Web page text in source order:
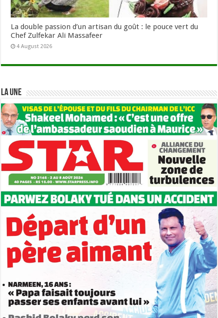
La double passion d’un artisan du goût : le pouce vert du
Chef Zulfekar Ali Massafeer
4 August 2026
LA UNE